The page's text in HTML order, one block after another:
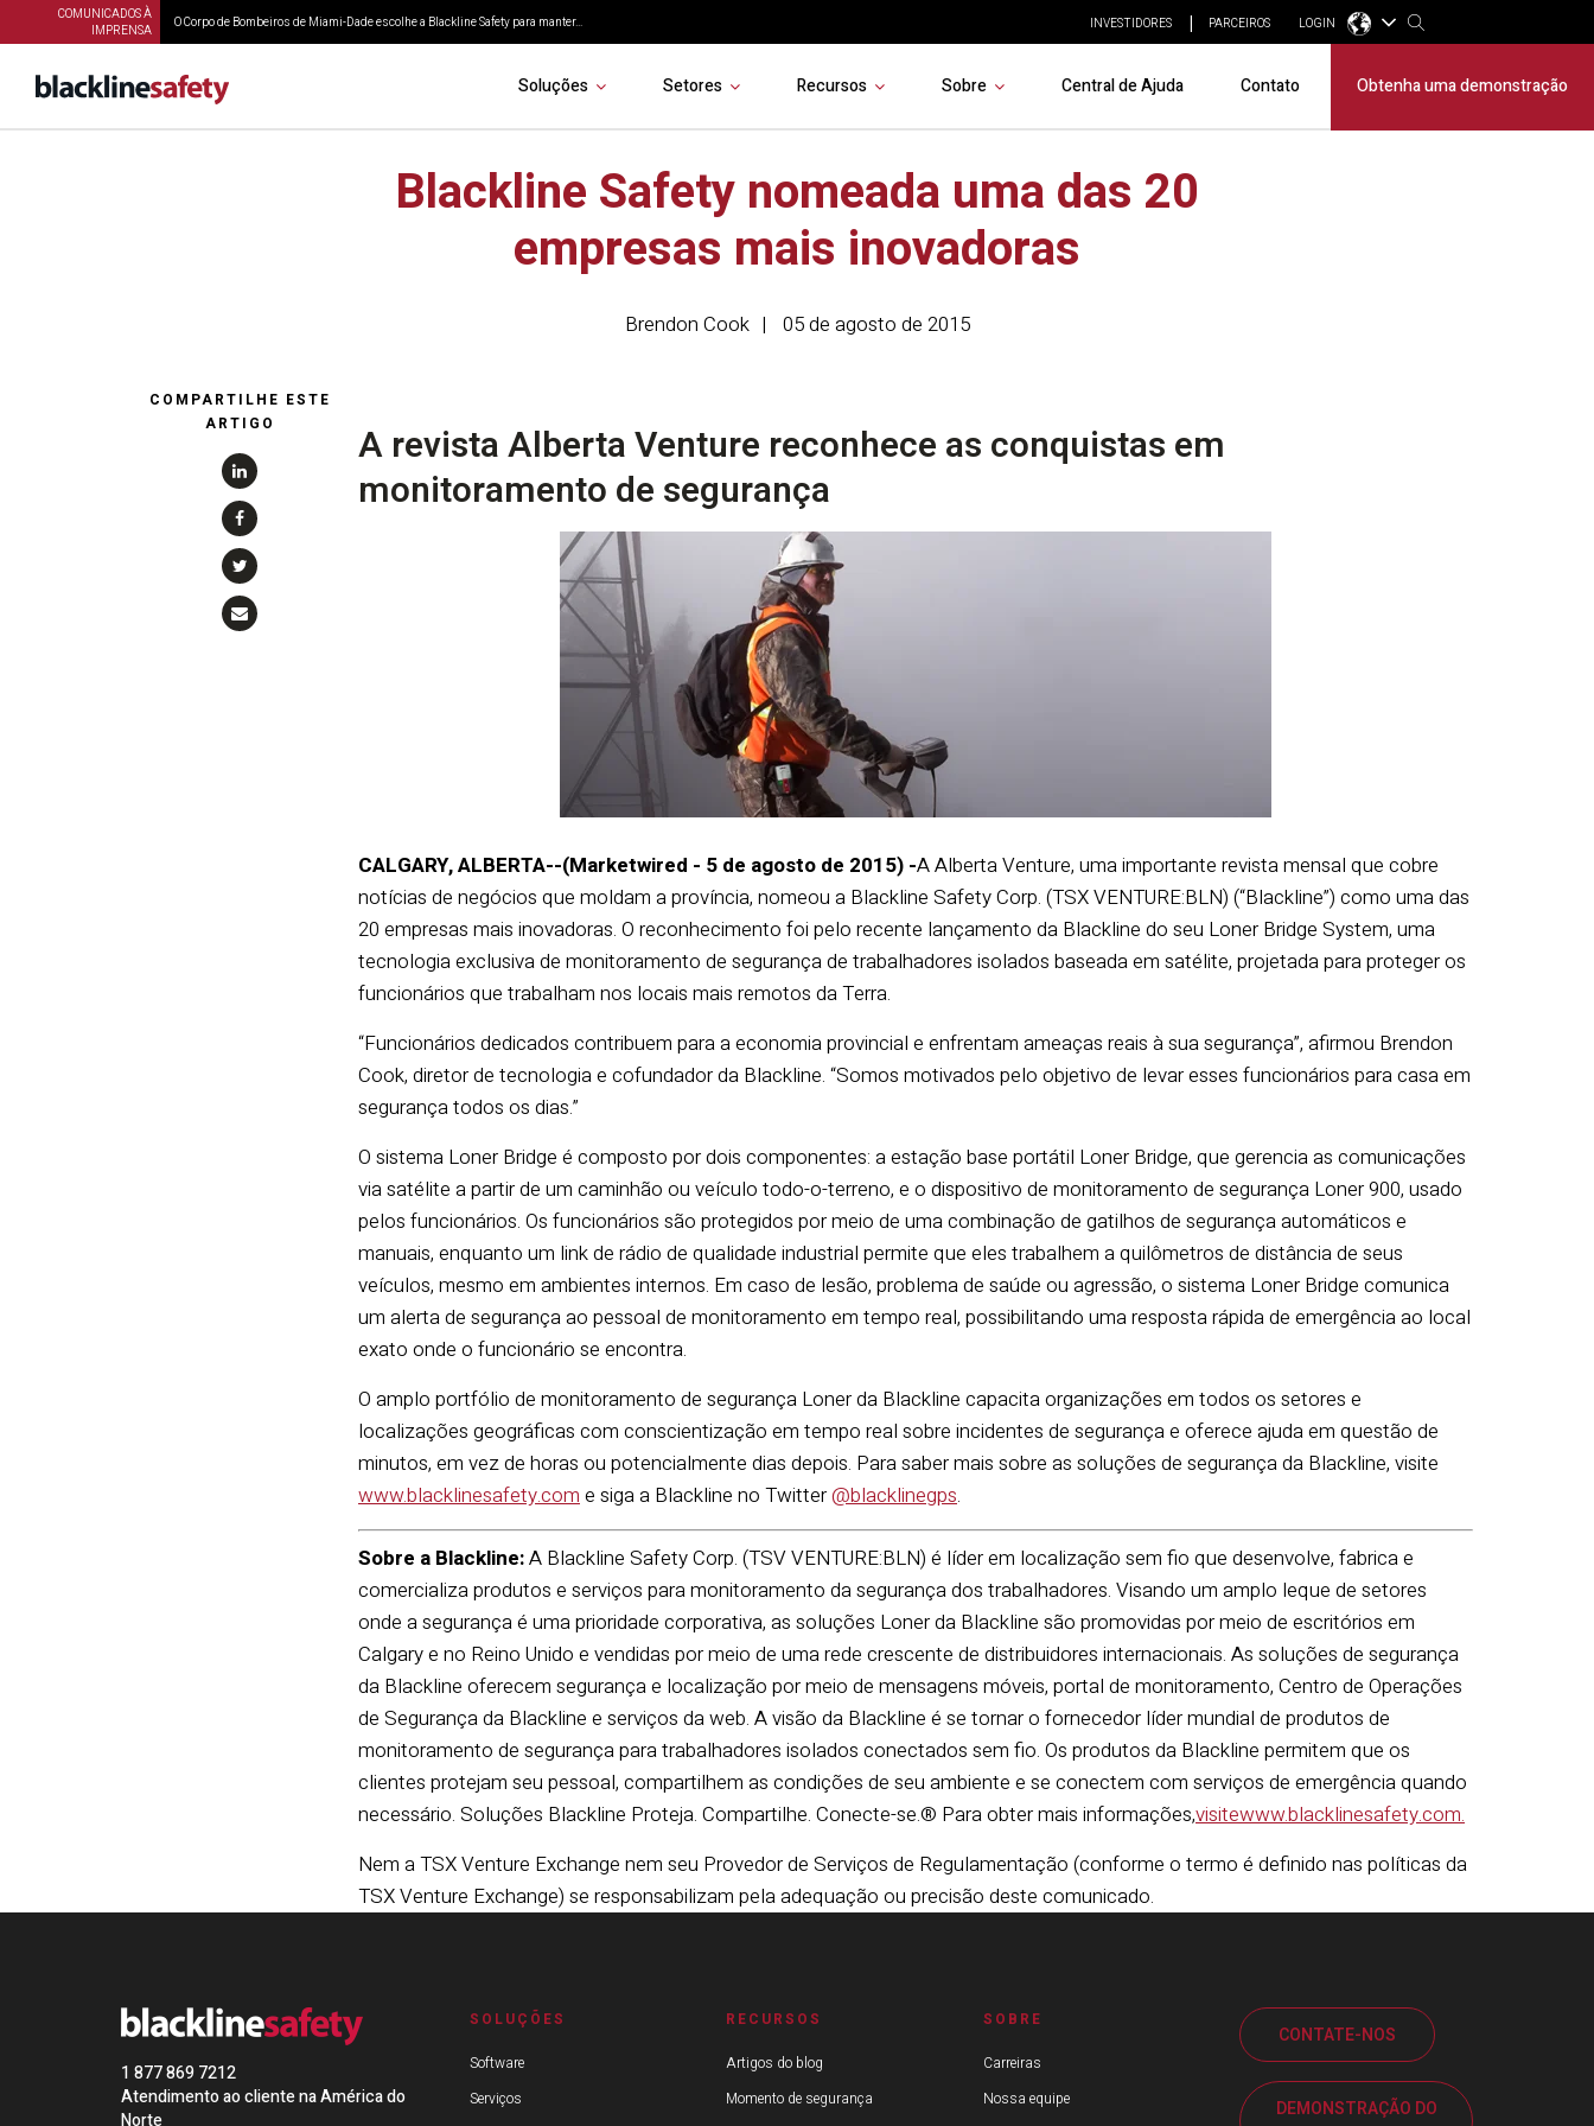
COMUNICADOS À
IMPRENSA
O Corpo de Bombeiros de Miami-Dade escolhe a Blackline Safety para manter... INVESTIDORES PARCEIROS LOGIN
Soluções Setores Recursos Sobre Central de Ajuda Contato Obtenha uma demonstração
Blackline Safety nomeada uma das 20
empresas mais inovadoras
Brendon Cook 05 de agosto de 2015
COMPARTILHE ESTE
ARTIGO
A revista Alberta Venture reconhece as conquistas em
monitoramento de segurança
CALGARY, ALBERTA--(Marketwired - 5 de agosto de 2015) -A Alberta Venture, uma importante revista mensal que cobre
notícias de negócios que moldam a província, nomeou a Blackline Safety Corp. (TSX VENTURE:BLN) (“Blackline”) como uma das
20 empresas mais inovadoras. O reconhecimento foi pelo recente lançamento da Blackline do seu Loner Bridge System, uma
tecnologia exclusiva de monitoramento de segurança de trabalhadores isolados baseada em satélite, projetada para proteger os
funcionários que trabalham nos locais mais remotos da Terra.
“Funcionários dedicados contribuem para a economia provincial e enfrentam ameaças reais à sua segurança”, afirmou Brendon
Cook, diretor de tecnologia e cofundador da Blackline. “Somos motivados pelo objetivo de levar esses funcionários para casa em
segurança todos os dias.”
O sistema Loner Bridge é composto por dois componentes: a estação base portátil Loner Bridge, que gerencia as comunicações
via satélite a partir de um caminhão ou veículo todo-o-terreno, e o dispositivo de monitoramento de segurança Loner 900, usado
pelos funcionários. Os funcionários são protegidos por meio de uma combinação de gatilhos de segurança automáticos e
manuais, enquanto um link de rádio de qualidade industrial permite que eles trabalhem a quilômetros de distância de seus
veículos, mesmo em ambientes internos. Em caso de lesão, problema de saúde ou agressão, o sistema Loner Bridge comunica
um alerta de segurança ao pessoal de monitoramento em tempo real, possibilitando uma resposta rápida de emergência ao local
exato onde o funcionário se encontra.
O amplo portfólio de monitoramento de segurança Loner da Blackline capacita organizações em todos os setores e
localizações geográficas com conscientização em tempo real sobre incidentes de segurança e oferece ajuda em questão de
minutos, em vez de horas ou potencialmente dias depois. Para saber mais sobre as soluções de segurança da Blackline, visite
www.blacklinesafety.come siga a Blackline no Twitter@blacklinegps.
Sobre a Blackline:A Blackline Safety Corp. (TSV VENTURE:BLN) é líder em localização sem fio que desenvolve, fabrica e
comercializa produtos e serviços para monitoramento da segurança dos trabalhadores. Visando um amplo leque de setores
onde a segurança é uma prioridade corporativa, as soluções Loner da Blackline são promovidas por meio de escritórios em
Calgary e no Reino Unido e vendidas por meio de uma rede crescente de distribuidores internacionais. As soluções de segurança
da Blackline oferecem segurança e localização por meio de mensagens móveis, portal de monitoramento, Centro de Operações
de Segurança da Blackline e serviços da web. A visão da Blackline é se tornar o fornecedor líder mundial de produtos de
monitoramento de segurança para trabalhadores isolados conectados sem fio. Os produtos da Blackline permitem que os
clientes protejam seu pessoal, compartilhem as condições de seu ambiente e se conectem com serviços de emergência quando
necessário. Soluções Blackline Proteja. Compartilhe. Conecte-se.® Para obter mais informações,visitewww.blacklinesafety.com.
Nem a TSX Venture Exchange nem seu Provedor de Serviços de Regulamentação (conforme o termo é definido nas políticas da
TSX Venture Exchange) se responsabilizam pela adequação ou precisão deste comunicado.
1 877 869 7212
Atendimento ao cliente na América do
Norte
SOLUÇÕES
Software
Serviços
RECURSOS
Artigos do blog
Momento de segurança
SOBRE
Carreiras
Nossa equipe
CONTATE-NOS
DEMONSTRAÇÃO DO